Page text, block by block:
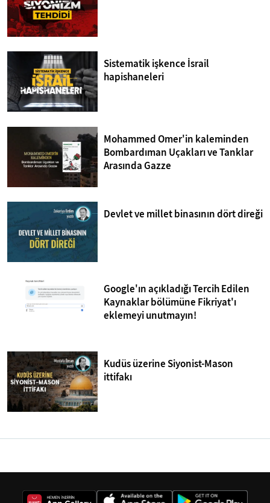
Sistematik işkence İsrail
hapishaneleri
Mohammed Omer'in kaleminden
Bombardıman Uçakları ve Tanklar
Arasında Gazze
Devlet ve millet binasının dört direği
Google'ın açıkladığı Tercih Edilen
Kaynaklar bölümüne Fikriyat'ı
eklemeyi unutmayın!
Kudüs üzerine Siyonist-Mason
ittifakı